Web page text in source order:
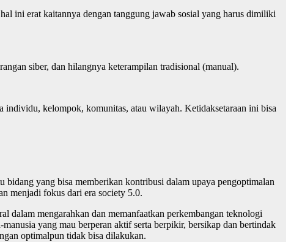
ini erat kaitannya dengan tanggung jawab sosial yang harus dimiliki
siber, dan hilangnya keterampilan tradisional (manual).
individu, kelompok, komunitas, atau wilayah. Ketidaksetaraan ini bisa
bidang yang bisa memberikan kontribusi dalam upaya pengoptimalan
menjadi fokus dari era society 5.0.
dalam mengarahkan dan memanfaatkan perkembangan teknologi
yang mau berperan aktif serta berpikir, bersikap dan bertindak
optimalpun tidak bisa dilakukan.